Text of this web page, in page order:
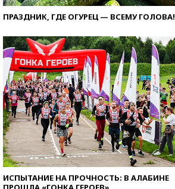
ПРАЗДНИК, ГДЕ ОГУРЕЦ — ВСЕМУ ГОЛОВА!
ИСПЫТАНИЕ НА ПРОЧНОСТЬ: В АЛАБИНЕ